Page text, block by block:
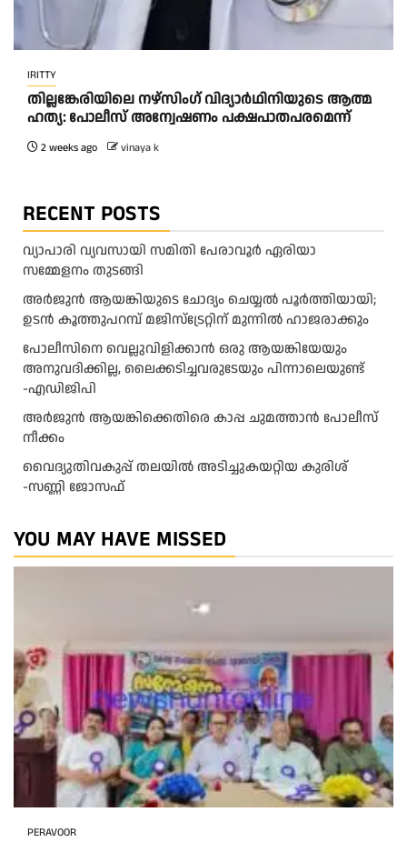
IRITTY
തി​ല്ല​ങ്കേ​രി​യി​ലെ ന​ഴ്‌​സിം​ഗ് വി​ദ്യാ​ർ​ഥി​നി​യു​ടെ ആ​ത്മ​
ഹ​ത്യ: പോ​ലീ​സ് അ​ന്വേ​ഷ​ണം പ​ക്ഷ​പാ​ത​പ​ര​മെ​ന്ന്
2 weeks ago vinaya k
RECENT POSTS
വ്യാപാരി വ്യവസായി സമിതി പേരാവൂർ ഏരിയാ
സമ്മേളനം തുടങ്ങി
അര്‍ജുന്‍ ആയങ്കിയുടെ ചോദ്യം ചെയ്യല്‍ പൂര്‍ത്തിയായി;
ഉടന്‍ കൂത്തുപറമ്പ് മജിസ്ട്രേറ്റിന് മുന്നില്‍ ഹാജരാക്കും
പോലീസിനെ വെല്ലുവിളിക്കാൻ ഒരു ആയങ്കിയേയും
അനുവദിക്കില്ല, ലൈക്കടിച്ചവരുടേയും പിന്നാലെയുണ്ട്
-എഡിജിപി
അ​ർ​ജു​ൻ ആ​യ​ങ്കി​ക്കെ​തി​രെ കാ​പ്പ ചു​മ​ത്താ​ൻ പോ​ലീ​സ്
നീ​ക്കം
വൈദ്യുതിവകുപ്പ് തലയിൽ അടിച്ചുകയറ്റിയ കുരിശ്‌
-സണ്ണി ജോസഫ്‌
YOU MAY HAVE MISSED
PERAVOOR